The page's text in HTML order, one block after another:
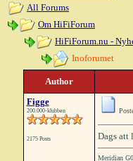
All Forums
Om HiFiForum
HiFiForum.nu -
Inoforumet
Author
Figge
200.000-klubben
2175 Posts Dags att
Meridian